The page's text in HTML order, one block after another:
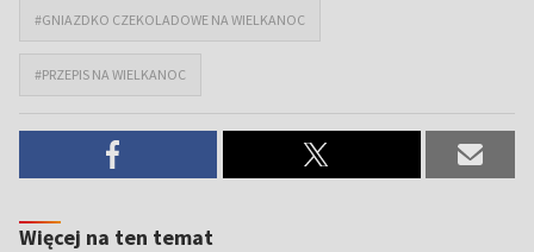
#GNIAZDKO CZEKOLADOWE NA WIELKANOC
#PRZEPIS NA WIELKANOC
Więcej na ten temat